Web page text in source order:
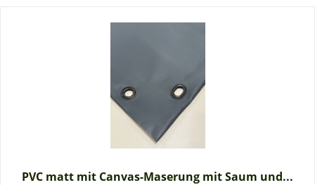
PVC matt mit Canvas-Maserung mit Saum und...